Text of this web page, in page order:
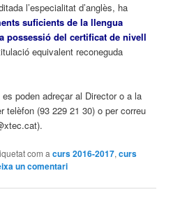
l’especialitat d’anglès, ha
suficients de la llengua
possessió del certificat de nivell
equivalent reconeguda
poden adreçar al Director o a la
telèfon (93 229 21 30) o per correu
com acurs 2016-2017,curs
un comentari